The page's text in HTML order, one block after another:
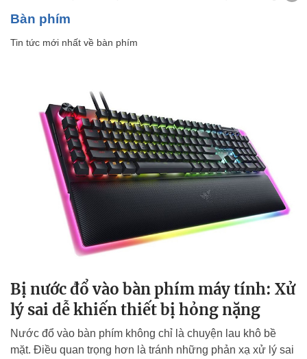
bàn phím
Tin tức mới nhất về bàn phím
Bị nước đổ vào bàn phím máy tính: Xử
lý sai dễ khiến thiết bị hỏng nặng
Nước đổ vào bàn phím không chỉ là chuyện lau khô bề
mặt. Điều quan trọng hơn là tránh những phản xạ xử lý sai